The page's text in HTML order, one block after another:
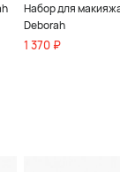
Набор для
Deborah
1 370 ₽